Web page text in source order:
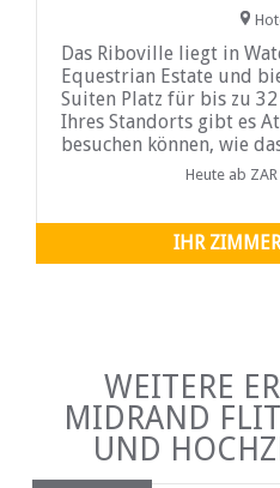
Das Riboville liegt in
Equestrian Estate und
Suiten Platz für bis zu 32
Ihres Standorts gibt es
besuchen können, wie
Elephant & Bushbabies
Heute ab
IHR
WEITERE
MIDRAND
UND